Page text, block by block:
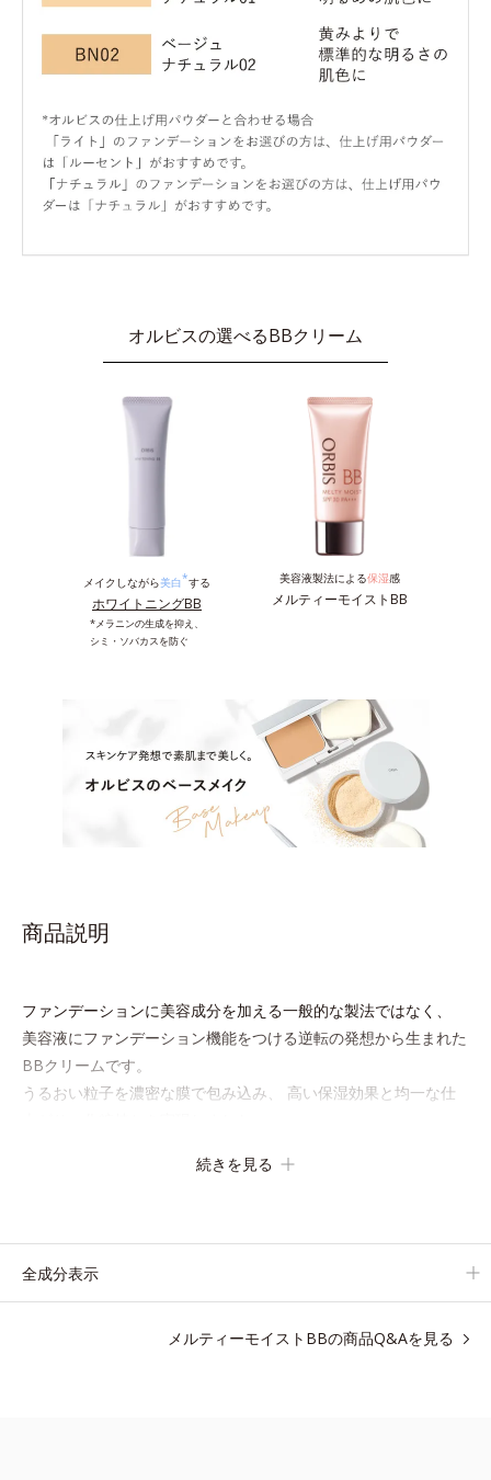
オルビスの選べるBBクリーム
メイクしながら美白*する
ホワイトニングBB
*メラニンの生成を抑え、
シミ・ソバカスを防ぐ
美容液製法による保湿感
メルティーモイストBB
商品説明
ファンデーションに美容成分を加える一般的な製法ではなく、
美容液にファンデーション機能をつける逆転の発想から生まれた
BBクリームです。
うるおい粒子を濃密な膜で包み込み、 高い保湿効果と均一な仕
ン・コンシーラー・パウダーの6役をこなすので、
続きを見る
全成分表示
メルティーモイストBBの商品Q&Aを見る